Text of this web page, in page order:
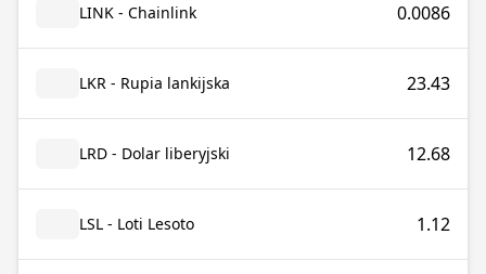
LINK - Chainlink 0.0086
LKR - Rupia lankijska 23.43
LRD - Dolar liberyjski 12.68
LSL - Loti Lesoto 1.12